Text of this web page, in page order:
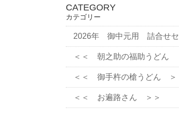
ット
CATEGORY
カテゴリー
2026年 御中元用 詰合せセ
ット
＜＜ 朝之助の福助うどん
＞＞
＜＜ 御手杵の槍うどん ＞
＞
＜＜ お遍路さん ＞＞